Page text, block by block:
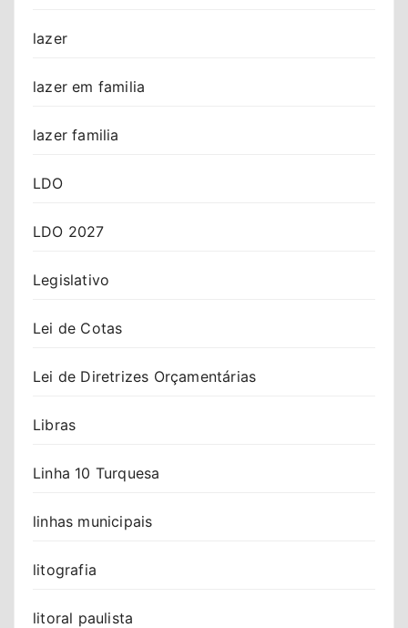
lazer
lazer em familia
lazer familia
LDO
LDO 2027
Legislativo
Lei de Cotas
Lei de Diretrizes Orçamentárias
Libras
Linha 10 Turquesa
linhas municipais
litografia
litoral paulista